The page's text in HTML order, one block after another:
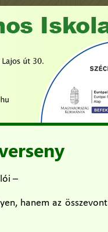
–
hanem az összevont